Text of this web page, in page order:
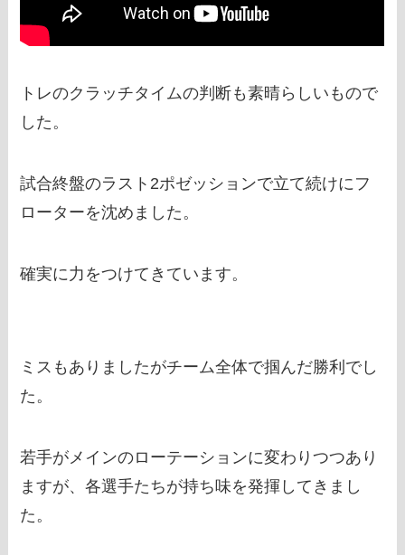
トレのクラッチタイムの判断も素晴らしいもので
した。
試合終盤のラスト2ポゼッションで立て続けにフ
ローターを沈めました。
確実に力をつけてきています。
ミスもありましたがチーム全体で掴んだ勝利でし
た。
若手がメインのローテーションに変わりつつあり
ますが、各選手たちが持ち味を発揮してきまし
た。